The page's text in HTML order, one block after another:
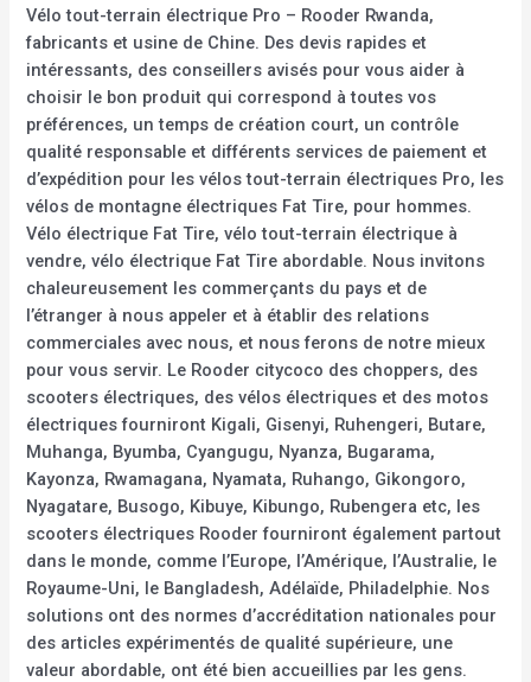
Vélo tout-terrain électrique Pro – Rooder Rwanda,
fabricants et usine de Chine. Des devis rapides et
intéressants, des conseillers avisés pour vous aider à
choisir le bon produit qui correspond à toutes vos
préférences, un temps de création court, un contrôle
qualité responsable et différents services de paiement et
d’expédition pour les vélos tout-terrain électriques Pro, les
vélos de montagne électriques Fat Tire, pour hommes.
Vélo électrique Fat Tire, vélo tout-terrain électrique à
vendre, vélo électrique Fat Tire abordable. Nous invitons
chaleureusement les commerçants du pays et de
l’étranger à nous appeler et à établir des relations
commerciales avec nous, et nous ferons de notre mieux
pour vous servir. Le Rooder citycoco des choppers, des
scooters électriques, des vélos électriques et des motos
électriques fourniront Kigali, Gisenyi, Ruhengeri, Butare,
Muhanga, Byumba, Cyangugu, Nyanza, Bugarama,
Kayonza, Rwamagana, Nyamata, Ruhango, Gikongoro,
Nyagatare, Busogo, Kibuye, Kibungo, Rubengera etc, les
scooters électriques Rooder fourniront également partout
dans le monde, comme l’Europe, l’Amérique, l’Australie, le
Royaume-Uni, le Bangladesh, Adélaïde, Philadelphie. Nos
solutions ont des normes d’accréditation nationales pour
des articles expérimentés de qualité supérieure, une
valeur abordable, ont été bien accueillies par les gens.